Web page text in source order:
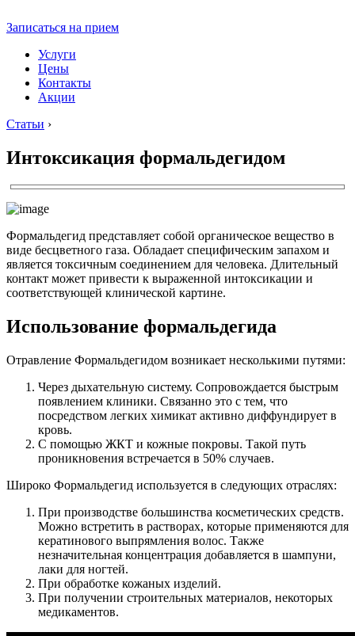
Записаться на прием
Услуги
Цены
Контакты
Акции
Статьи ›
Интоксикация формальдегидом
Формальдегид представляет собой органическое вещество в
виде бесцветного газа. Обладает специфическим запахом и
является токсичным соединением для человека. Длительный
контакт может привести к выраженной интоксикации и
соответствующей клинической картине.
Использование формальдегида
Отравление Формальдегидом возникает несколькими путями:
Через дыхательную систему. Сопровождается быстрым
появлением клиники. Связанно это с тем, что
посредством легких химикат активно диффундирует в
кровь.
С помощью ЖКТ и кожные покровы. Такой путь
проникновения встречается в 50% случаев.
Широко Формальдегид используется в следующих отраслях:
При производстве большинства косметических средств.
Можно встретить в растворах, которые применяются для
кератинового выпрямления волос. Также
незначительная концентрация добавляется в шампуни,
лаки для ногтей.
При обработке кожаных изделий.
При получении строительных материалов, некоторых
медикаментов.